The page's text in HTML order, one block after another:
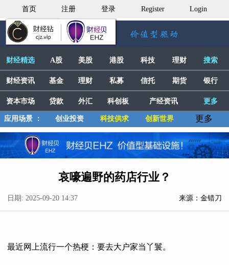
首页 注册 登录 Register Login
财经精选 A股 美股 港股 科技 理财 搜索
财经资讯 基金 理财 私募 信托 期货 银行
资本市场 贷款 外汇 科创板 产经资讯 更多
应用场景 ： 创业投资 科技供求 创新世界 更多
哀嚎遍野的药店行业？
日期: 2025-09-20 14:37 来源：金错刀
最近网上流行一个热梗：要去大户家当丫鬟。